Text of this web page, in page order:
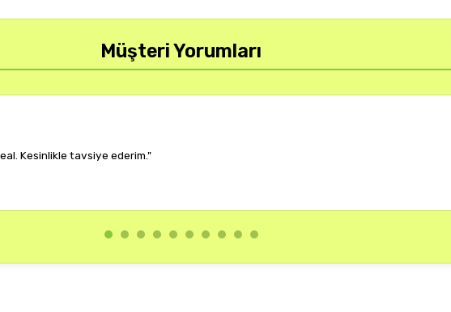
Müşteri Yorumları
memnun kaldım."